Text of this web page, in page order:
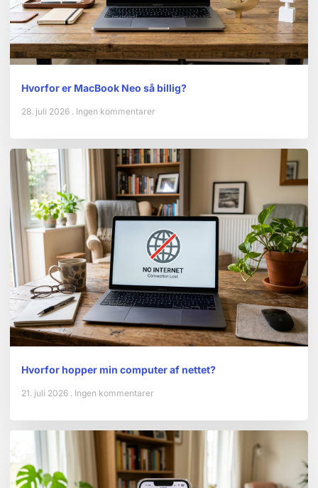
Hvorfor er MacBook Neo så billig?
28. juli 2026 Ingen kommentarer
Hvorfor hopper min computer af nettet?
21. juli 2026 Ingen kommentarer